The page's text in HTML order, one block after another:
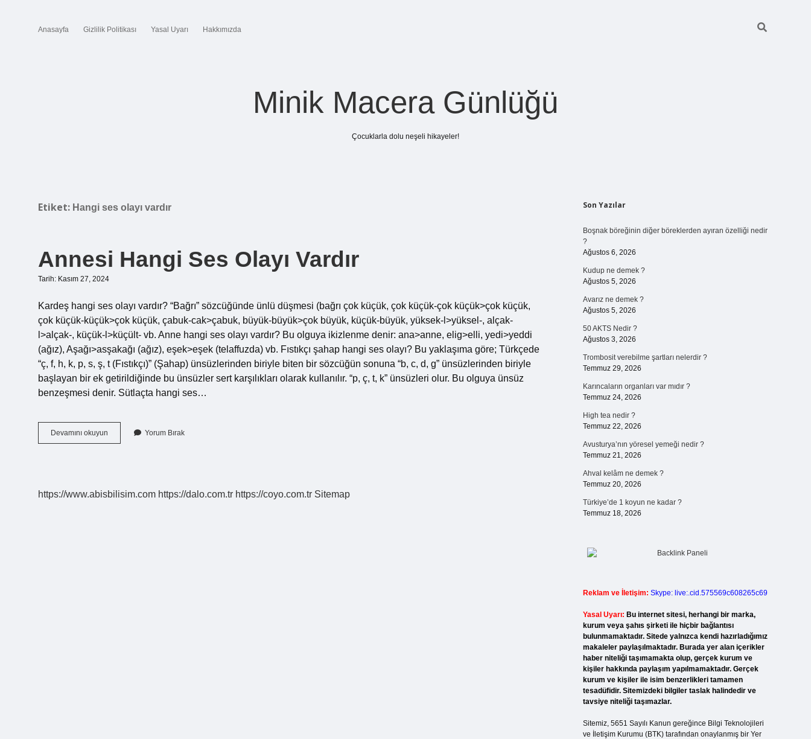
Anasayfa Gizlilik Politikası Yasal Uyarı Hakkımızda
Minik Macera Günlüğü
Çocuklarla dolu neşeli hikayeler!
Etiket: Hangi ses olayı vardır
Annesi Hangi Ses Olayı Vardır
Tarih: Kasım 27, 2024
Kardeş hangi ses olayı vardır? “Bağrı” sözcüğünde ünlü düşmesi (bağrı çok küçük, çok küçük-çok küçük>çok küçük,
çok küçük-küçük>çok küçük, çabuk-cak>çabuk, büyük-büyük>çok büyük, küçük-büyük, yüksek-l>yüksel-, alçak-
l>alçak-, küçük-l>küçült- vb. Anne hangi ses olayı vardır? Bu olguya ikizlenme denir: ana>anne, elig>elli, yedi>yeddi
(ağız), Aşağı>asşakağı (ağız), eşek>eşek (telaffuzda) vb. Fıstıkçı şahap hangi ses olayı? Bu yaklaşıma göre; Türkçede
“ç, f, h, k, p, s, ş, t (Fıstıkçı)” (Şahap) ünsüzlerinden biriyle biten bir sözcüğün sonuna “b, c, d, g” ünsüzlerinden biriyle
başlayan bir ek getirildiğinde bu ünsüzler sert karşılıkları olarak kullanılır. “p, ç, t, k” ünsüzleri olur. Bu olguya ünsüz
benzeşmesi denir. Sütlaçta hangi ses…
Devamını okuyun
Hangi
Yorum Bırak
https://www.abisbilisim.com https://dalo.com.tr https://coyo.com.tr Sitemap
Sidebar
Son Yazılar
Boşnak böreğinin diğer böreklerden ayıran özelliği nedir
?
Ağustos 6, 2026
Kudup ne demek ?
Ağustos 5, 2026
Avarız ne demek ?
Ağustos 5, 2026
50 AKTS Nedir ?
Ağustos 3, 2026
Trombosit verebilme şartları nelerdir ?
Temmuz 29, 2026
Karıncaların organları var mıdır ?
Temmuz 24, 2026
High tea nedir ?
Temmuz 22, 2026
Avusturya’nın yöresel yemeği nedir ?
Temmuz 21, 2026
Ahval kelâm ne demek ?
Temmuz 20, 2026
Türkiye’de 1 koyun ne kadar ?
Temmuz 18, 2026
Reklam ve İletişim: Skype: live:.cid.575569c608265c69
Yasal Uyarı: Bu internet sitesi, herhangi bir marka,
kurum veya şahıs şirketi ile hiçbir bağlantısı
bulunmamaktadır. Sitede yalnızca kendi hazırladığımız
makaleler paylaşılmaktadır. Burada yer alan içerikler
haber niteliği taşımamakta olup, gerçek kurum ve
kişiler hakkında paylaşım yapılmamaktadır. Gerçek
kurum ve kişiler ile isim benzerlikleri tamamen
tesadüfidir. Sitemizdeki bilgiler taslak halindedir ve
tavsiye niteliği taşımazlar.
Sitemiz, 5651 Sayılı Kanun gereğince Bilgi Teknolojileri
ve İletişim Kurumu (BTK) tarafından onaylanmış bir Yer